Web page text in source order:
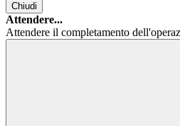
Chiudi
Attendere...
Attendere il completamento